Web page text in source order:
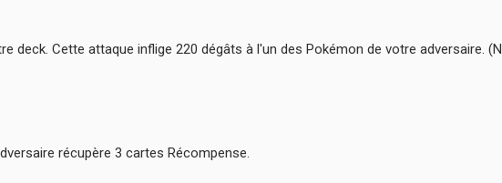
deck. Cette attaque inflige 220 dégâts à l'un des Pokémon de votre adversaire.
récupère 3 cartes Récompense.